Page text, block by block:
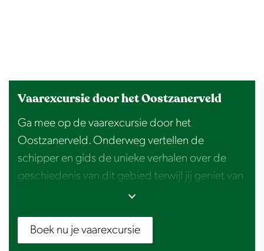
Vaarexcursie door het Oostzanerveld
Ga mee op de vaarexcursie door het
Oostzanerveld. Onderweg vertellen de
schipper en gids de unieke verhalen over de
geschiedenis van dit gebied terwijl jij geniet van
de prachtige omgeving. Meld je aan en laat je
Boek nu je vaarexcursie